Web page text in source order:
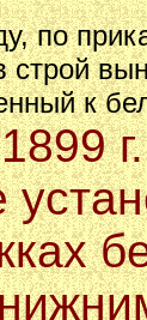
по
строй
к